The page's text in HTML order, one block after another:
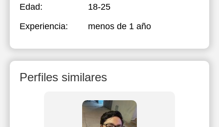
Edad:
18-25
Experiencia:
menos de 1 año
Perfiles similares